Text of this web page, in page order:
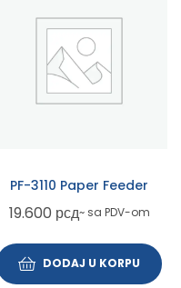
PF-3110 Paper Feeder
19.600 рсд~ sa PDV-om
DODAJ U KORPU